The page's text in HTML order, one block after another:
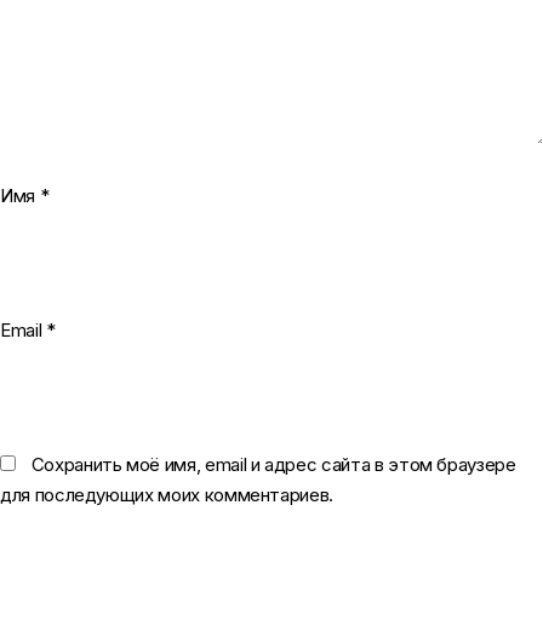
Имя *
Email *
Сохранить моё имя, email и адрес сайта в этом браузере
для последующих моих комментариев.